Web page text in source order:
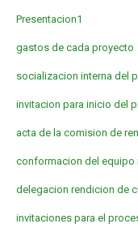
Presentacion1
gastos de cada proyecto
socializacion interna del
invitacion para inicio del
acta de la comision de
conformacion del equipo
delegacion rendicion de
invitaciones para el